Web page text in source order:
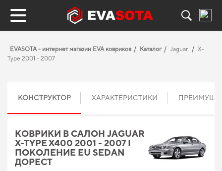
EVASOTA - интернет магазин EVA ковриков Каталог Jaguar
X-
Type 2001 - 2007
КОНСТРУКТОР ХАРАКТЕРИСТИКИ
КОВРИКИ В САЛОН JAGUAR
X-TYPE X400 2001 - 2007 I
ПОКОЛЕНИЕ EU SEDAN
ДОРЕСТ